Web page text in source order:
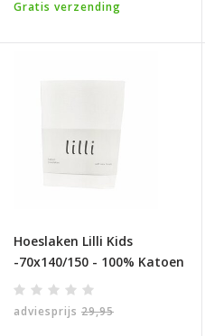
Gratis verzending
Hoeslaken Lilli Kids
-70x140/150 - 100% Katoen
adviesprijs 29,95